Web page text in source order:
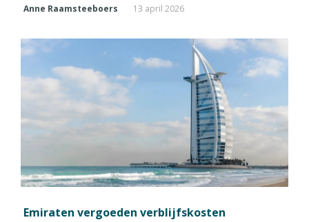
Anne Raamsteeboers 13 april 2026
Emiraten vergoeden verblijfskosten